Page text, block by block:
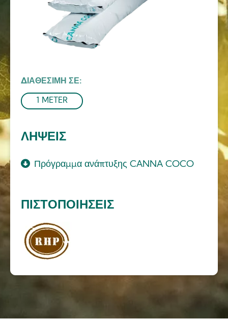
ΔΙΑΘΈΣΙΜΗ ΣΕ
1 METER
ΛΉΨΕΙΣ
Πρόγραμμα ανάπτυξης CANNA COCO
ΠΙΣΤΟΠΟΙΉΣΕΙΣ